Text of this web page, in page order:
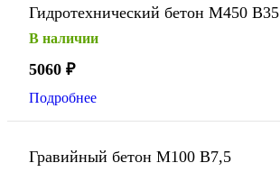
Гидротехнический бетон М450 В35
В наличии
5060 ₽
Подробнее
Гравийный бетон М100 В7,5